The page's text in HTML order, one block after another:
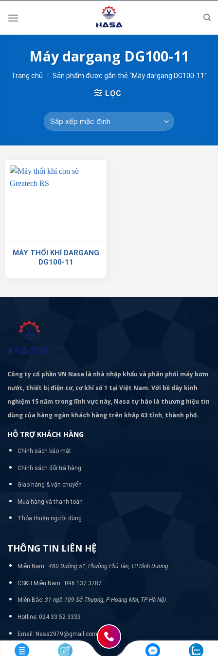
Máy dargang DG100-11
Trang chủ / Sản phẩm được gắn thẻ “Máy dargang DG100-11”
LỌC
MÁY THỔI KHÍ DARGANG
DG100-11
Công ty cổ phần VN Nasa là nhà nhập khẩu và phân phối máy bơm
nước, thiết bị điện cơ, cơ khí số 1 tại Việt Nam. Với bề dày kinh
nghiệm 15 năm trong lĩnh vực này, Nasa tự hào là thương hiệu tin
dùng của hàng ngàn khách hàng trên khắp 63 tỉnh, thành phố.
HỖ TRỢ KHÁCH HÀNG
Chính sách bảo mật
Chính sách đổi trả hàng
Giao hàng & vận chuyển
Mua hàng và thanh toán
Thỏa thuận người dùng
THÔNG TIN LIÊN HỆ
Miền Nam: 480 Đường 51, Phường Phú Tân, TP Bình Dương
CSKH Miền Nam: 096 137 3787
Miền Bắc: 31 ngõ 109 Sở Thượng, P Hoàng Mai, TP Hà Nội
Hotline: 024 33 52 3333
Email: Nasa2979@gmail.com